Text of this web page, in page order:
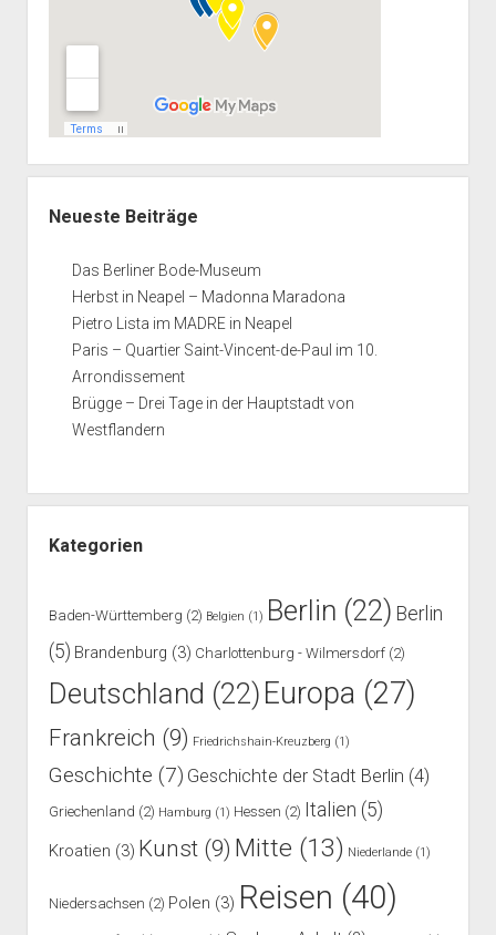
Neueste Beiträge
Das Berliner Bode-Museum
Herbst in Neapel – Madonna Maradona
Pietro Lista im MADRE in Neapel
Paris – Quartier Saint-Vincent-de-Paul im 10.
Arrondissement
Brügge – Drei Tage in der Hauptstadt von
Westflandern
Kategorien
Baden-Württemberg (2) Belgien (1) Berlin (22) Berlin
(5) Brandenburg (3) Charlottenburg - Wilmersdorf(2)
Deutschland (22) Europa (27)
Frankreich (9) Friedrichshain-Kreuzberg (1)
Geschichte (7) Geschichte der Stadt Berlin (4)
Griechenland (2) Hamburg (1) Hessen (2) Italien (5)
Kroatien (3) Kunst(9) Mitte (13) Niederlande(1)
Niedersachsen (2) Polen (3) Reisen (40)